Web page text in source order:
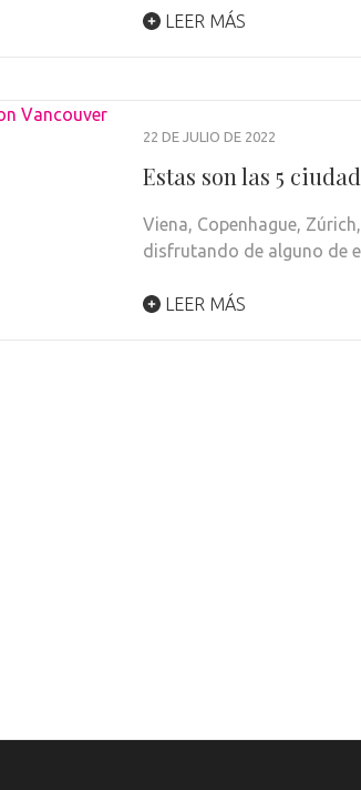
LEER MÁS
22 DE JULIO DE 2022
Estas son las 5
Viena, Copenhague,
disfrutando de alguno de
LEER MÁS